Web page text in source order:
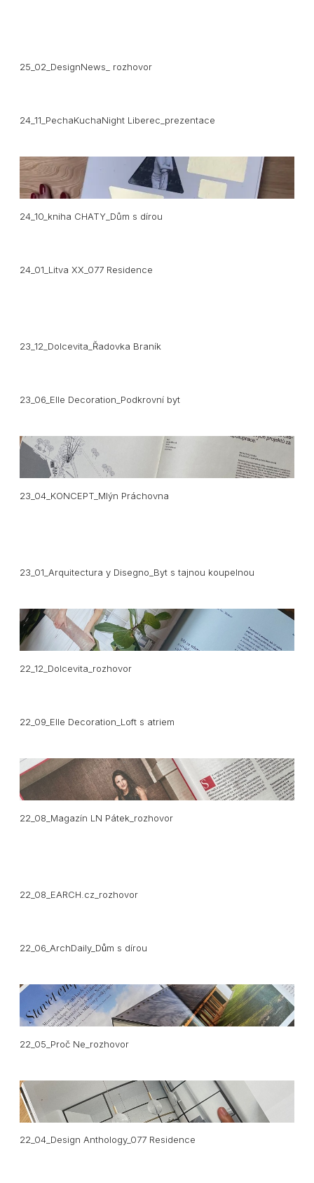
25_02_DesignNews_ rozhovor
24_11_PechaKuchaNight Liberec_prezentace
24_10_kniha CHATY_Dům s dírou
24_01_Litva XX_077 Residence
23_12_Dolcevita_Řadovka Braník
23_06_Elle Decoration_Podkrovní byt
23_04_KONCEPT_Mlýn Práchovna
23_01_Arquitectura y Disegno_Byt s tajnou koupelnou
22_12_Dolcevita_rozhovor
22_09_Elle Decoration_Loft s atriem
22_08_Magazín LN Pátek_rozhovor
22_08_EARCH.cz_rozhovor
22_06_ArchDaily_Dům s dírou
22_05_Proč Ne_rozhovor
22_04_Design Anthology_077 Residence